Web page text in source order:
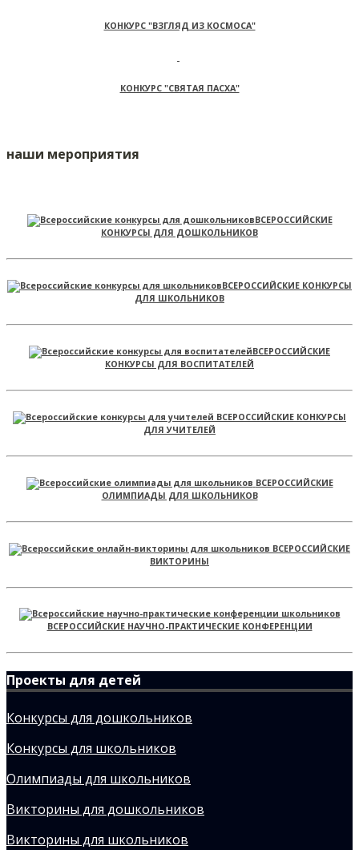
КОНКУРС "ВЗГЛЯД ИЗ КОСМОСА"
КОНКУРС "СВЯТАЯ ПАСХА"
наши мероприятия
ВСЕРОССИЙСКИЕ
КОНКУРСЫ ДЛЯ ДОШКОЛЬНИКОВ
ВСЕРОССИЙСКИЕ КОНКУРСЫ
ДЛЯ ШКОЛЬНИКОВ
ВСЕРОССИЙСКИЕ
КОНКУРСЫ ДЛЯ ВОСПИТАТЕЛЕЙ
ВСЕРОССИЙСКИЕ КОНКУРСЫ
ДЛЯ УЧИТЕЛЕЙ
ВСЕРОССИЙСКИЕ
ОЛИМПИАДЫ ДЛЯ ШКОЛЬНИКОВ
ВСЕРОССИЙСКИЕ
ВИКТОРИНЫ
ВСЕРОССИЙСКИЕ НАУЧНО-ПРАКТИЧЕСКИЕ КОНФЕРЕНЦИИ
Проекты для детей
Конкурсы для дошкольников
Конкурсы для школьников
Олимпиады для школьников
Викторины для дошкольников
Викторины для школьников